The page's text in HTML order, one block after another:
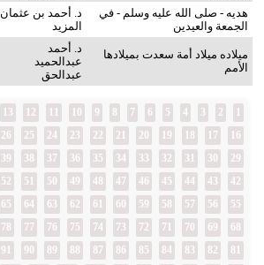
هديه - صلى الله عليه وسلم - في
الجمعة والعيدين
د. أحمد بن عثمان
المزيد
ميلاده ميلاد أمة سعدت بميلادها
الأمم
د. أحمد
عبدالحميد
عبدالحق
2
3
4
5
6
7
8
9
12
13
16
17
18
19
20
21
22
23
24
25
26
29
30
31
32
33
34
35
36
37
38
39
42
43
44
45
46
47
48
49
50
51
52
55
56
57
58
59
60
61
62
63
64
65
68
69
70
71
72
73
74
75
76
77
78
81
82
83
84
85
86
87
88
89
90
91